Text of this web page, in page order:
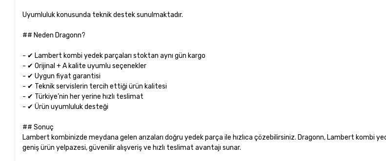
Uyumluluk konusunda teknik destek sunulmaktadır.
## Neden Dragonn?
- ✔ Lambert kombi yedek parçaları stoktan aynı gün kargo
- ✔ Orijinal + A kalite uyumlu seçenekler
- ✔ Uygun fiyat garantisi
- ✔ Teknik servislerin tercih ettiği ürün kalitesi
- ✔ Türkiye’nin her yerine hızlı teslimat
- ✔ Ürün uyumluluk desteği
## Sonuç
Lambert kombinizde meydana gelen arızaları doğru yedek parça ile hızlıca çözebilirsiniz. Dragonn, Lambert kombi
geniş ürün yelpazesi, güvenilir alışveriş ve hızlı teslimat avantajı sunar.